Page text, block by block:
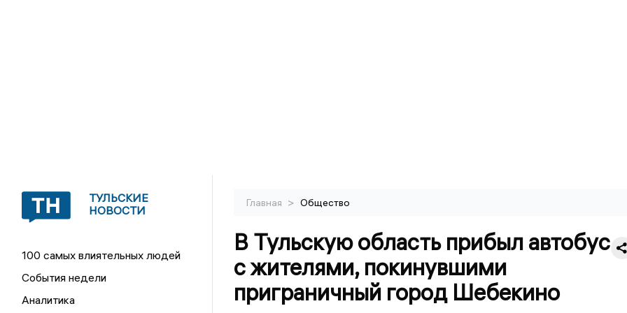
ТУЛЬСКИЕ
НОВОСТИ
100 самых влиятельных людей
События недели
Аналитика
Главная > Общество
В Тульскую область прибыл автобус
с жителями, покинувшими
приграничный город Шебекино